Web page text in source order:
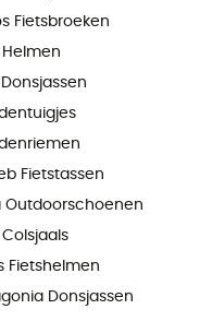
Fietsbroeken
Helmen
Donsjassen
Fietstassen
Outdoorschoenen
Colsjaals
Fietshelmen
Donsjassen